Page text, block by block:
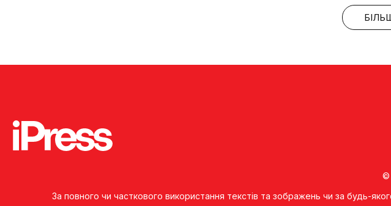
©
За повного чи часткового використання текстів та зображень чи за будь-